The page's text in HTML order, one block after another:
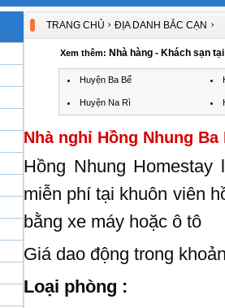
TRANG CHỦ › ĐỊA DANH BẮC CẠN ›
Xem thêm: Nhà hàng - Khách sạn
Huyện Ba Bể
Huyện Na Rì
Nhà nghỉ Hồng Nhung Ba
Hồng Nhung
miễn phí tại khuôn viên
bằng xe máy hoặc ô tô
Giá dao động trong
Loại phòng :